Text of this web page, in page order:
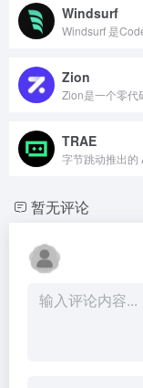
Windsurf
Zion
TRAE
暂无评论